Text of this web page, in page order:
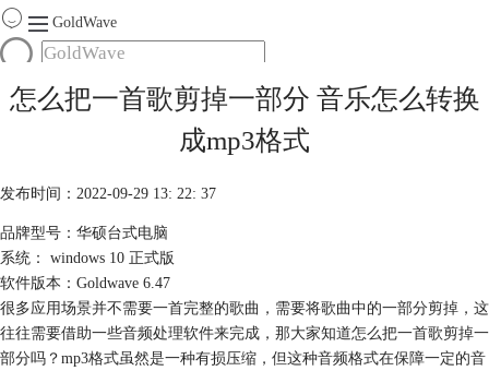
GoldWave
首页
产品
购买
怎么把一首歌剪掉一部分 音乐怎么转换
成mp3格式
发布时间：2022-09-29 13: 22: 37
品牌型号：华硕台式电脑
系统： windows 10 正式版
软件版本：Goldwave 6.47
很多应用场景并不需要一首完整的歌曲，需要将歌曲中的一部分剪掉，这
往往需要借助一些音频处理软件来完成，那大家知道怎么把一首歌剪掉一
部分吗？mp3格式虽然是一种有损压缩，但这种音频格式在保障一定的音